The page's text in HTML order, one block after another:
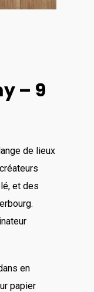
– 9
:de lieux
et des
en
papier